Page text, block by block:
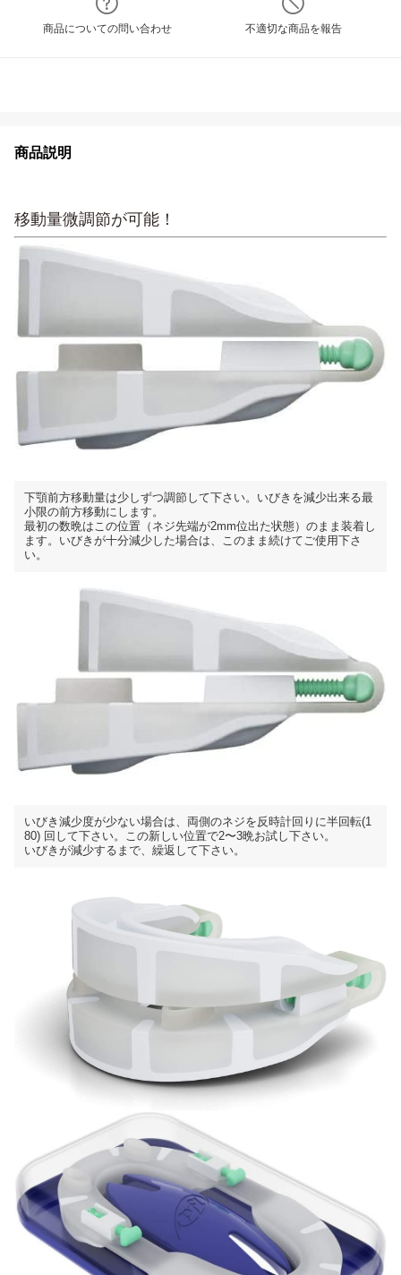
商品についての問い合わせ 不適切な商品を報告
商品説明
移動量微調節が可能！
下顎前方移動量は少しずつ調節して下さい。いびきを減少出来る最
小限の前方移動にします。
最初の数晩はこの位置（ネジ先端が2mm位出た状態）のまま装着し
ます。いびきが十分減少した場合は、このまま続けてご使用下さ
い。
いびき減少度が少ない場合は、両側のネジを反時計回りに半回転(1
80) 回して下さい。この新しい位置で2〜3晩お試し下さい。
いびきが減少するまで、繰返して下さい。